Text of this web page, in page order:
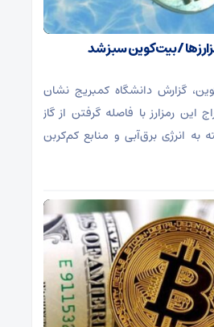
/ بیت‌کوین سبز شد
گزارش دانشگاه کمبریج نشان
رمزارز با فاصله گرفتن از گاز
انرژی برق‌آبی و منابع کم‌کربن